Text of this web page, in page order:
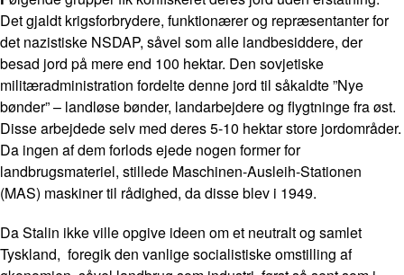
Det gjaldt krigsforbrydere, funktionærer og repræsentanter for
det nazistiske NSDAP, såvel som alle landbesiddere, der
besad jord på mere end 100 hektar. Den sovjetiske
militæradministration fordelte denne jord til såkaldte ”Nye
bønder” – landløse bønder, landarbejdere og flygtninge fra øst.
Disse arbejdede selv med deres 5-10 hektar store jordområder.
Da ingen af dem forlods ejede nogen former for
landbrugsmateriel, stillede Maschinen-Ausleih-Stationen
(MAS) maskiner til rådighed, da disse blev i 1949.
Da Stalin ikke ville opgive ideen om et neutralt og samlet
Tyskland, foregik den vanlige socialistiske omstilling af